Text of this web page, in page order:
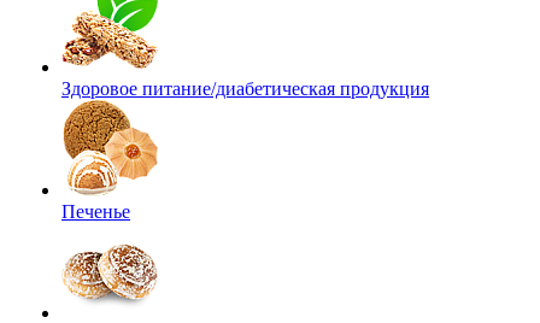
Здоровое питание/диабетическая продукция
Печенье